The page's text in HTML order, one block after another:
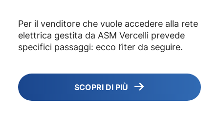
Per il venditore che vuole accedere alla rete
elettrica gestita da ASM Vercelli prevede
specifici passaggi: ecco l’iter da seguire.
SCOPRI DI PIÙ